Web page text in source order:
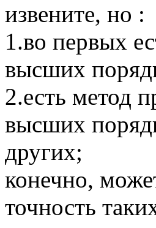
извените, но :
1.во первых
высших
2.есть метод
высших
других;
конечно,
точность